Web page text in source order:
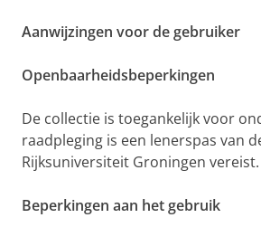
Aanwijzingen voor de gebruiker
Openbaarheidsbeperkingen
De collectie is toegankelijk voor
raadpleging is een lenerspas van
Rijksuniversiteit Groningen vereist.
Beperkingen aan het gebruik